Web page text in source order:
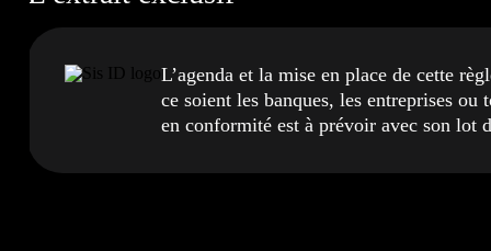
L’agenda et la mise en place de cette
ce soient les banques, les entreprises
en conformité est à prévoir avec son lot